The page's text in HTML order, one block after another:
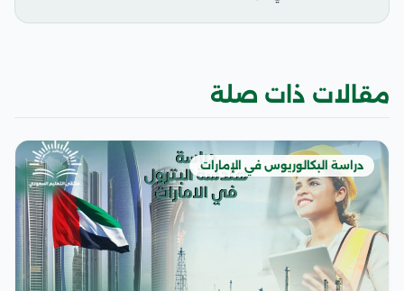
مقالات ذات صلة
دراسة البكالوريوس في الإمارات